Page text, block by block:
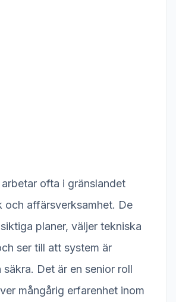
ofta i gränslandet
och affärsverksamhet. De
planer, väljer tekniska
ser till att system är
säkra. Det är en senior roll
mångårig erfarenhet inom